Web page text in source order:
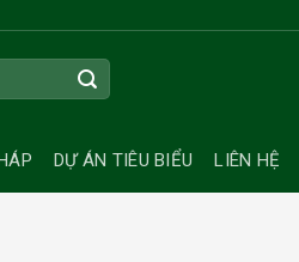
DỰ ÁN TIÊU BIỂU LIÊN HỆ